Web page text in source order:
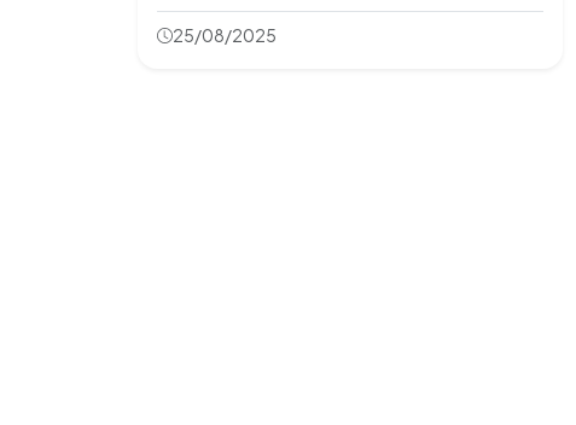
Descubra como transformar limpeza em
segurança em menos de 30 dias com ações
25/08/2025